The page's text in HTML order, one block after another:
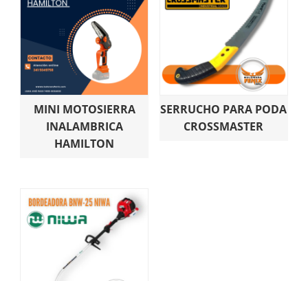
MINI MOTOSIERRA
INALAMBRICA
HAMILTON
SERRUCHO PARA PODA
CROSSMASTER